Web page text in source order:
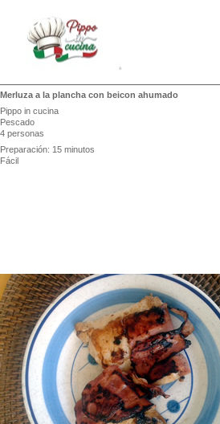
Merluza a la plancha con beicon ahumado
Pippo in cucina
Pescado
4 personas
Preparación: 15 minutos
Fácil